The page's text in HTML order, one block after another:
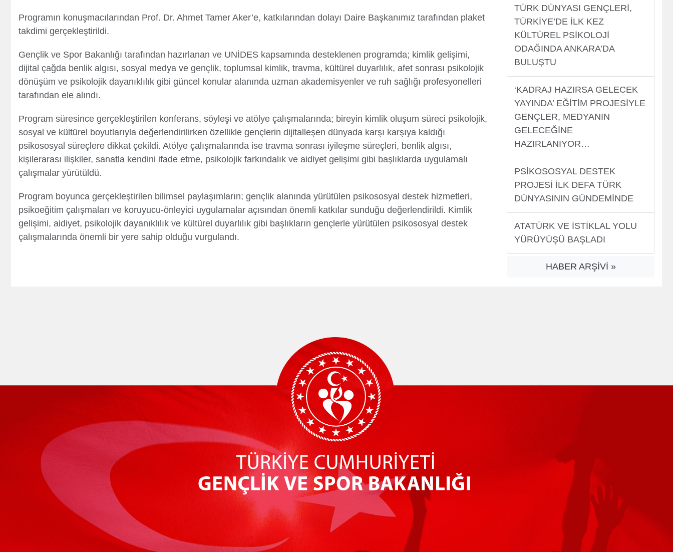
Programın konuşmacılarından Prof. Dr. Ahmet Tamer Aker’e, katkılarından dolayı Daire Başkanımız tarafından plaket
takdimi gerçekleştirildi.
Gençlik ve Spor Bakanlığı tarafından hazırlanan ve UNİDES kapsamında desteklenen programda; kimlik gelişimi,
dijital çağda benlik algısı, sosyal medya ve gençlik, toplumsal kimlik, travma, kültürel duyarlılık, afet sonrası psikolojik
dönüşüm ve psikolojik dayanıklılık gibi güncel konular alanında uzman akademisyenler ve ruh sağlığı profesyonelleri
tarafından ele alındı.
Program süresince gerçekleştirilen konferans, söyleşi ve atölye çalışmalarında; bireyin kimlik oluşum süreci psikolojik,
sosyal ve kültürel boyutlarıyla değerlendirilirken özellikle gençlerin dijitalleşen dünyada karşı karşıya kaldığı
psikososyal süreçlere dikkat çekildi. Atölye çalışmalarında ise travma sonrası iyileşme süreçleri, benlik algısı,
kişilerarası ilişkiler, sanatla kendini ifade etme, psikolojik farkındalık ve aidiyet gelişimi gibi başlıklarda uygulamalı
çalışmalar yürütüldü.
Program boyunca gerçekleştirilen bilimsel paylaşımların; gençlik alanında yürütülen psikososyal destek hizmetleri,
psikoeğitim çalışmaları ve koruyucu-önleyici uygulamalar açısından önemli katkılar sunduğu değerlendirildi. Kimlik
gelişimi, aidiyet, psikolojik dayanıklılık ve kültürel duyarlılık gibi başlıkların gençlerle yürütülen psikososyal destek
çalışmalarında önemli bir yere sahip olduğu vurgulandı.
TÜRK DÜNYASI GENÇLERİ,
TÜRKİYE’DE İLK KEZ
KÜLTÜREL PSİKOLOJİ
ODAĞINDA ANKARA’DA
BULUŞTU
‘KADRAJ HAZIRSA GELECEK
YAYINDA’ EĞİTİM PROJESİYLE
GENÇLER, MEDYANIN
GELECEĞİNE
HAZIRLANIYOR…
PSİKOSOSYAL DESTEK
PROJESİ İLK DEFA TÜRK
DÜNYASININ GÜNDEMİNDE
ATATÜRK VE İSTİKLAL YOLU
YÜRÜYÜŞÜ BAŞLADI
HABER ARŞİVİ »